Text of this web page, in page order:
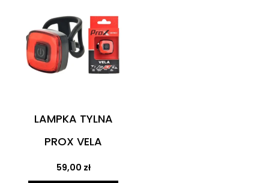
LAMPKA TYLNA
PROX VELA
59,00 zł